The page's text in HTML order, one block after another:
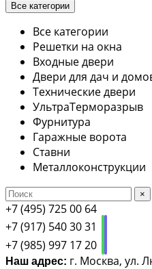
Все категории
Все категории
Решетки на окна
Входные двери
Двери для дач и
Технические двери
УльтраТерморазрыв
Фурнитура
Гаражные ворота
Ставни
Металлоконструкции
×
+7 (495) 725 00 64
+7 (917) 540 30 31
+7 (985) 997 17 20
Наш адрес: г. Москва, ул.